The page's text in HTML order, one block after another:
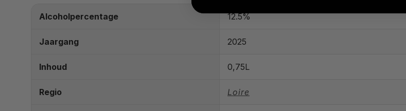
Alcoholpercentage 12.5%
Jaargang 2025
Inhoud 0,75L
Regio Loire